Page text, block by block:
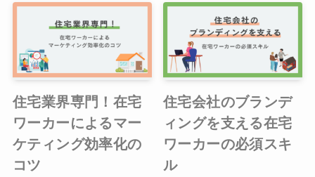
住宅業界専門！在宅
ワーカーによるマー
ケティング効率化の
コツ
住宅会社のブランデ
ィングを支える在宅
ワーカーの必須スキ
ル